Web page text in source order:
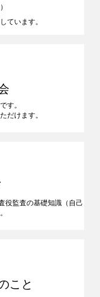
ています。
す。
だけます。
役監査の基礎知識 （自己
こと